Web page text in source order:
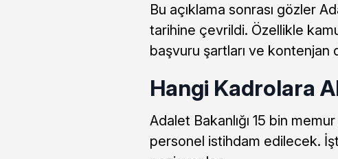
Bu açıklama sonrası gözler
tarihine çevrildi. Özellikle
başvuru şartları ve kontenjan
Hangi Kadrolara
Adalet Bakanlığı 15 bin
personel istihdam edilecek.